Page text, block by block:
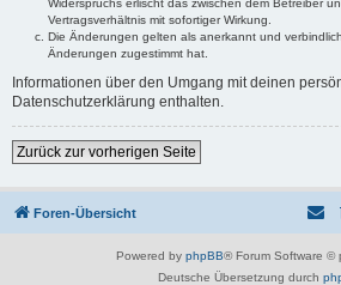
Widerspruchs erlischt das zwischen dem Betreiber
Vertragsverhältnis mit sofortiger Wirkung.
Die Änderungen gelten als anerkannt und
Änderungen zugestimmt hat.
Informationen über den Umgang mit deinen
Datenschutzerklärung enthalten.
Zurück zur vorherigen Seite
Foren-Übersicht
Powered by phpBB® Forum Software ©
Deutsche Übersetzung durch